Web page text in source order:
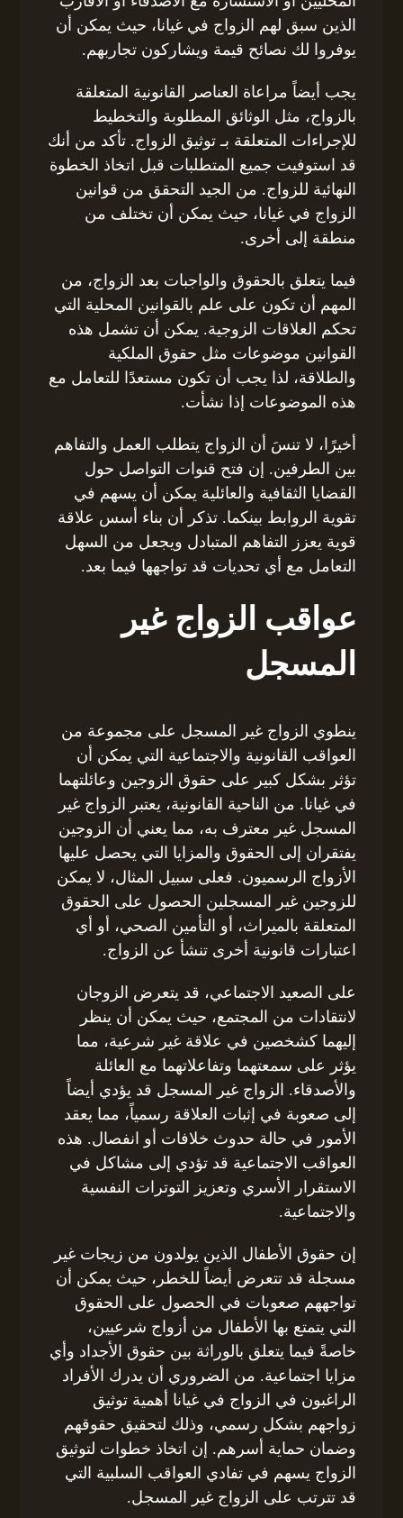
الذين سبق لهم الزواج في غيانا، حيث يمكن أن
يوفروا لك نصائح قيمة ويشاركون تجاربهم.
يجب أيضاً مراعاة العناصر القانونية المتعلقة
بالزواج، مثل الوثائق المطلوبة والتخطيط
للإجراءات المتعلقة بـ توثيق الزواج. تأكد من أنك
قد استوفيت جميع المتطلبات قبل اتخاذ الخطوة
النهائية للزواج. من الجيد التحقق من قوانين
الزواج في غيانا، حيث يمكن أن تختلف من
منطقة إلى أخرى.
فيما يتعلق بالحقوق والواجبات بعد الزواج، من
المهم أن تكون على علم بالقوانين المحلية التي
تحكم العلاقات الزوجية. يمكن أن تشمل هذه
القوانين موضوعات مثل حقوق الملكية
والطلاقة، لذا يجب أن تكون مستعدًا للتعامل مع
هذه الموضوعات إذا نشأت.
أخيرًا، لا تنسَ أن الزواج يتطلب العمل والتفاهم
بين الطرفين. إن فتح قنوات التواصل حول
القضايا الثقافية والعائلية يمكن أن يسهم في
تقوية الروابط بينكما. تذكر أن بناء أسس علاقة
قوية يعزز التفاهم المتبادل ويجعل من السهل
التعامل مع أي تحديات قد تواجهها فيما بعد.
عواقب الزواج غير
المسجل
ينطوي الزواج غير المسجل على مجموعة من
العواقب القانونية والاجتماعية التي يمكن أن
تؤثر بشكل كبير على حقوق الزوجين وعائلتهما
في غيانا. من الناحية القانونية، يعتبر الزواج غير
المسجل غير معترف به، مما يعني أن الزوجين
يفتقران إلى الحقوق والمزايا التي يحصل عليها
الأزواج الرسميون. فعلى سبيل المثال، لا يمكن
للزوجين غير المسجلين الحصول على الحقوق
المتعلقة بالميراث، أو التأمين الصحي، أو أي
اعتبارات قانونية أخرى تنشأ عن الزواج.
على الصعيد الاجتماعي، قد يتعرض الزوجان
لانتقادات من المجتمع، حيث يمكن أن ينظر
إليهما كشخصين في علاقة غير شرعية، مما
يؤثر على سمعتهما وتفاعلاتهما مع العائلة
والأصدقاء. الزواج غير المسجل قد يؤدي أيضاً
إلى صعوبة في إثبات العلاقة رسمياً، مما يعقد
الأمور في حالة حدوث خلافات أو انفصال. هذه
العواقب الاجتماعية قد تؤدي إلى مشاكل في
الاستقرار الأسري وتعزيز التوترات النفسية
والاجتماعية.
إن حقوق الأطفال الذين يولدون من زيجات غير
مسجلة قد تتعرض أيضاً للخطر، حيث يمكن أن
تواجههم صعوبات في الحصول على الحقوق
التي يتمتع بها الأطفال من أزواج شرعيين،
خاصةً فيما يتعلق بالوراثة بين حقوق الأجداد وأي
مزايا اجتماعية. من الضروري أن يدرك الأفراد
الراغبون في الزواج في غيانا أهمية توثيق
زواجهم بشكل رسمي، وذلك لتحقيق حقوقهم
وضمان حماية أسرهم. إن اتخاذ خطوات لتوثيق
الزواج يسهم في تفادي العواقب السلبية التي
قد تترتب على الزواج غير المسجل.